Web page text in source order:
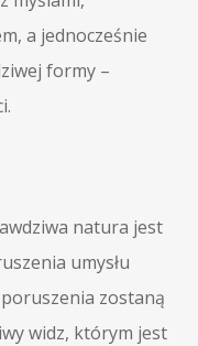
a jednocześnie
formy –
natura jest
umysłu
zostaną
widz, którym jest